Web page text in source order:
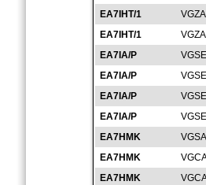
EA7IHT/1
EA7IHT/1
EA7IA/P
EA7IA/P
EA7IA/P
EA7IA/P
EA7HMK
EA7HMK
EA7HMK